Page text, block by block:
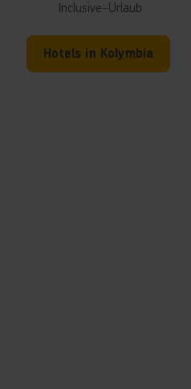
Inclusive-Urlaub
Hotels in Kolymbia